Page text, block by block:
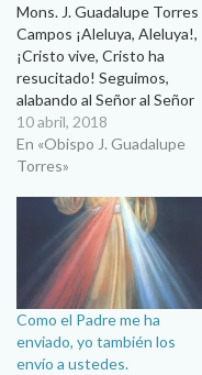
Mons. J. Guadalupe Torres
Campos ¡Aleluya, Aleluya!,
¡Cristo vive, Cristo ha
resucitado! Seguimos,
alabando al Señor al Señor
en esta hermosa Pascua de
Resurrección. Este segundo
domingo de Pascua está
la Divina Misericordia.
Ciertamente el tema central
de la Palabra de Dios que se
ha proclamado este…
10 abril, 2018
En «Obispo J. Guadalupe
Torres»
Como el Padre me ha
enviado, yo también los
envío a ustedes.